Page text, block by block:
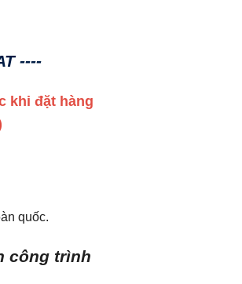
----
khi đặt hàng
quốc.
công trình